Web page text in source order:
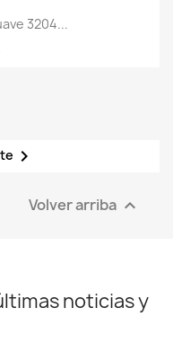
3204...

Volver arriba 
noticias y